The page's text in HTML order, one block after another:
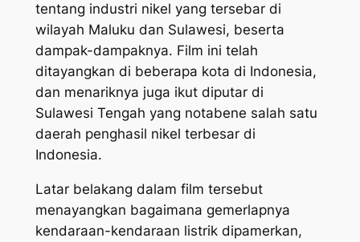
tentang industri nikel yang tersebar di
wilayah Maluku dan Sulawesi, beserta
dampak-dampaknya. Film ini telah
ditayangkan di beberapa kota di Indonesia,
dan menariknya juga ikut diputar di
Sulawesi Tengah yang notabene salah satu
daerah penghasil nikel terbesar di
Indonesia.
Latar belakang dalam film tersebut
menayangkan bagaimana gemerlapnya
kendaraan-kendaraan listrik dipamerkan,